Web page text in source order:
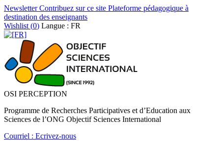
NewsletterContribuez sur ce site Plateforme pédagogique à
destination des enseignants
Wishlist (0) Langue : FR
OSI PERCEPTION
Programme de Recherches Participatives et d’Education aux
Sciences de l’ONG Objectif Sciences International
Courriel : Ecrivez-nous